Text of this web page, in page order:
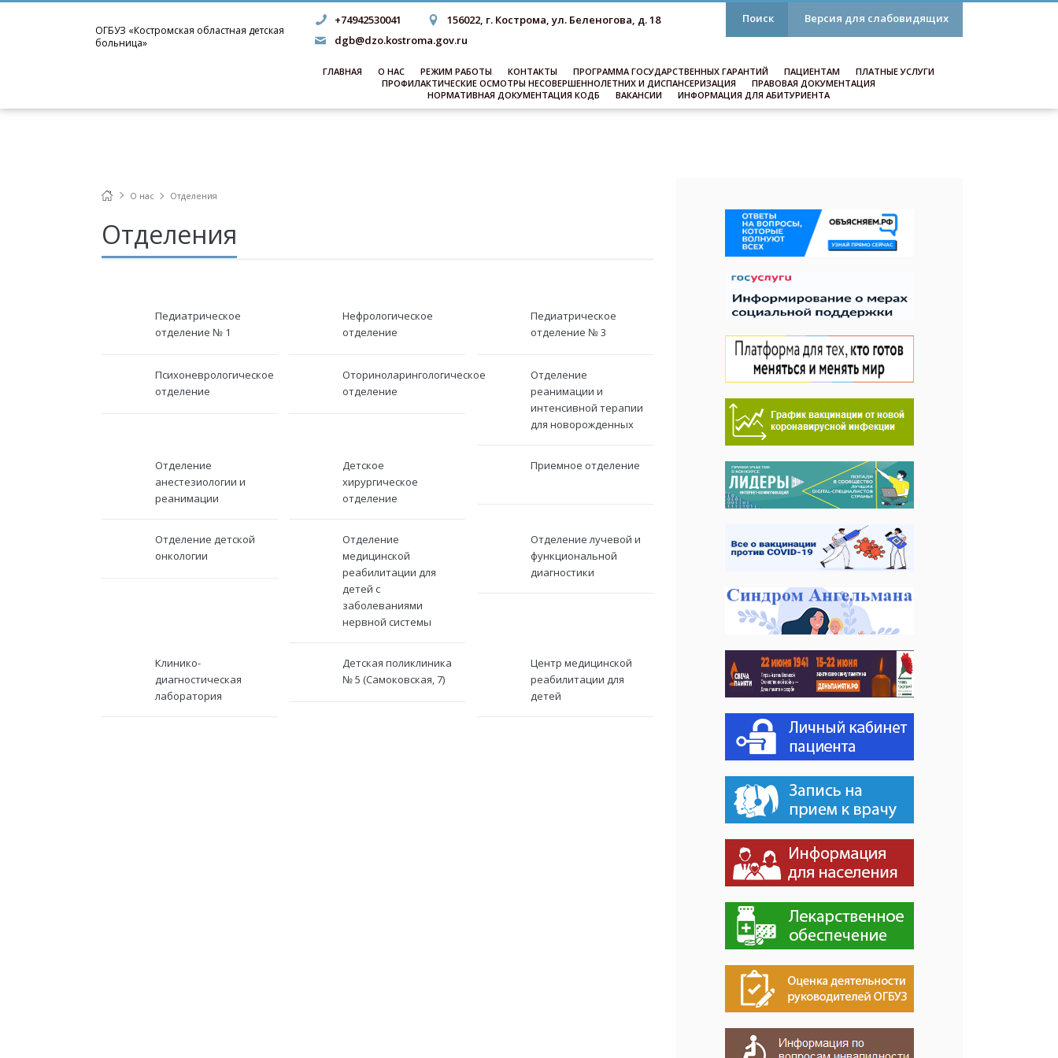
ОГБУЗ «Костромская областная детская
больница»
+74942530041
156022, г. Кострома, ул. Беленогова, д. 18
dgb@dzo.kostroma.gov.ru
Поиск Версия для слабовидящих
ГЛАВНАЯ О НАС РЕЖИМ РАБОТЫ КОНТАКТЫ ПРОГРАММА ГОСУДАРСТВЕННЫХ ГАРАНТИЙ ПАЦИЕНТАМ
ПЛАТНЫЕ УСЛУГИ
ПРОФИЛАКТИЧЕСКИЕ ОСМОТРЫ НЕСОВЕРШЕННОЛЕТНИХ И ДИСПАНСЕРИЗАЦИЯ
ПРАВОВАЯ ДОКУМЕНТАЦИЯ
НОРМАТИВНАЯ ДОКУМЕНТАЦИЯ КОДБ
ВАКАНСИИ ИНФОРМАЦИЯ ДЛЯ АБИТУРИЕНТА
О нас Отделения
Отделения
Педиатрическое
отделение № 1
Нефрологическое
отделение
Педиатрическое
отделение № 3
Психоневрологическое
отделение
Оториноларингологическое
отделение
Отделение
реанимации и
интенсивной терапии
для новорожденных
Отделение
анестезиологии и
реанимации
Детское
хирургическое
отделение
Приемное отделение
Отделение детской
онкологии
Отделение
медицинской
реабилитации для
детей с
заболеваниями
нервной системы
Отделение лучевой и
функциональной
диагностики
Клинико-
диагностическая
лаборатория
Детская поликлиника
№ 5 (Самоковская, 7)
Центр медицинской
реабилитации для
детей